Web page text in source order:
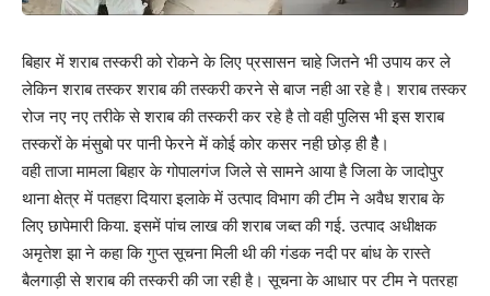
बिहार में शराब तस्करी को रोकने के लिए प्रसासन चाहे जितने भी उपाय कर ले
लेकिन शराब तस्कर शराब की तस्करी करने से बाज नही आ रहे है। शराब तस्कर
रोज नए नए तरीके से शराब की तस्करी कर रहे है तो वही पुलिस भी इस शराब
तस्करों के मंसुबो पर पानी फेरने में कोई कोर कसर नही छोड़ ही हैै।
वही ताजा मामला बिहार के गोपालगंज जिले से सामने आया है जिला के जादोपुर
थाना क्षेत्र में पतहरा दियारा इलाके में उत्पाद विभाग की टीम ने अवैध शराब के
लिए छापेमारी किया. इसमें पांच लाख की शराब जब्त की गई. उत्पाद अधीक्षक
अमृतेश झा ने कहा कि गुप्त सूचना मिली थी की गंडक नदी पर बांध के रास्ते
बैलगाड़ी से शराब की तस्करी की जा रही है। सूचना के आधार पर टीम ने पतरहा